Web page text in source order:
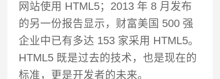
网站使用 HTML5；2013 年 8 月发布
的另一份报告显示，财富美国 500 强
企业中已有多达 153 家采用 HTML5。
HTML5 既是过去的技术，也是现在的
标准，更是开发者的未来。